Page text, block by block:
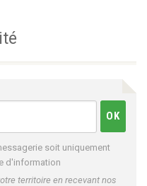
soit uniquement
d'information
territoire en recevant nos